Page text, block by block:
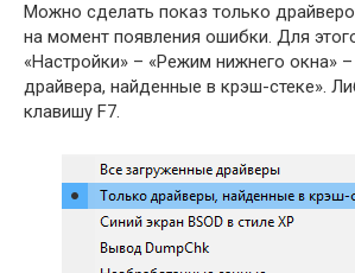
Можно сделать показ только
на момент появления ошибки. Для
«Настройки» – «Режим нижнего окна»
драйвера, найденные в крэш-стеке».
клавишу F7.